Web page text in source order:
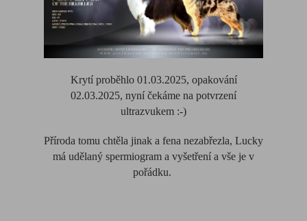
Krytí proběhlo 01.03.2025, opakování
02.03.2025, nyní čekáme na potvrzení
ultrazvukem :-)
Příroda tomu chtěla jinak a fena nezabřezla, Lucky
má udělaný spermiogram a vyšetření a vše je v
pořádku.